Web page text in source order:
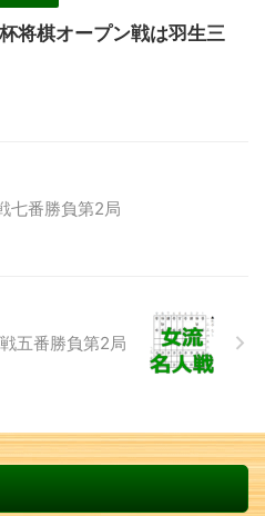
将棋オープン戦は羽生三
七番勝負第2局
五番勝負第2局